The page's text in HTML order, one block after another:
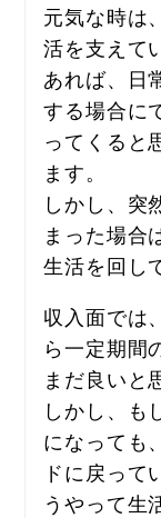
元気な時は
活を支えて
あれば、日
する場合に
ってくると
ます。
しかし、突
まった場合
生活を回し
収入面では
ら一定期間
まだ良いと
しかし、も
になっても
ドに戻って
うやって生